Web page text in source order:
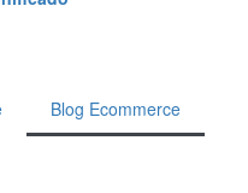
Blog Ecommerce